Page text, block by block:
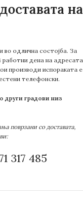
на
во одлична состојба. За
работни дена на адресата
производи испораката е
телефонски.
други градови низ
поврзани со доставата,
317 485